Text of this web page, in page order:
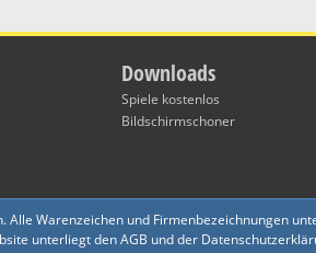
Downloads
Spiele kostenlos
Bildschirmschoner
Alle Warenzeichen und Firmenbezeichnungen
unterliegt den AGB und der